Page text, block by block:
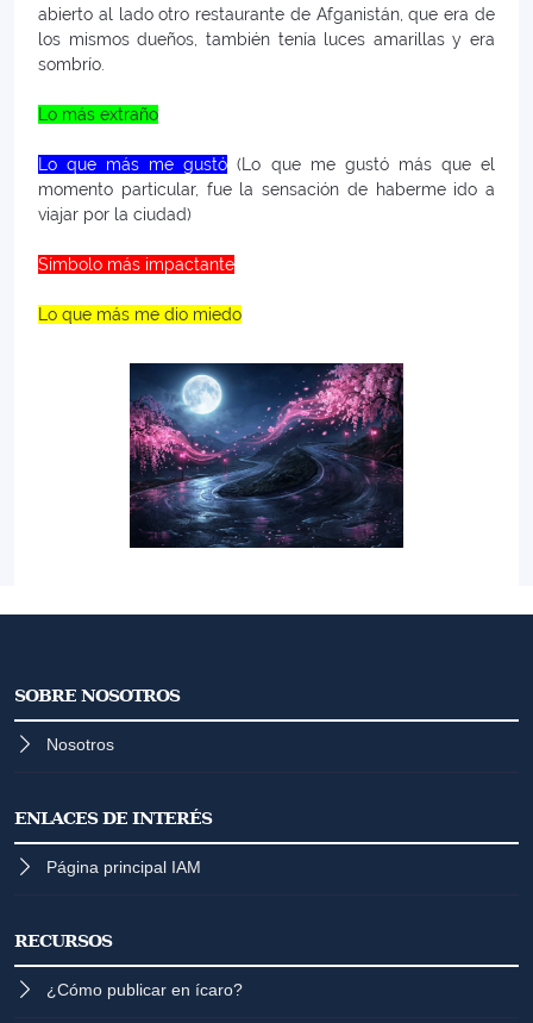
abierto al lado otro restaurante de Afganistán, que era de
los mismos dueños, también tenía luces amarillas y era
sombrío.
Lo más extraño
Lo que más me gustó (Lo que me gustó más que el
momento particular, fue la sensación de haberme ido a
viajar por la ciudad)
Símbolo más impactante
Lo que más me dio miedo
SOBRE NOSOTROS
Nosotros
ENLACES DE INTERÉS
Página principal IAM
RECURSOS
¿Cómo publicar en ícaro?